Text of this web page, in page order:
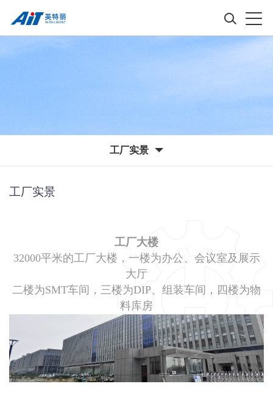
工厂实景
工厂实景
工厂大楼
32000平米的工厂大楼，一楼为办公、会议室及展示
大厅
二楼为SMT车间，三楼为DIP、组装车间，四楼为物
料库房